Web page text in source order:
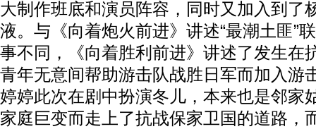
大制作班底和演员阵容，同时又加入到了
液。与《向着炮火前进》讲述“最潮土匪”
事不同，《向着胜利前进》讲述了发生在
青年无意间帮助游击队战胜日军而加入游
婷婷此次在剧中扮演冬儿，本来也是邻家
家庭巨变而走上了抗战保家卫国的道路，